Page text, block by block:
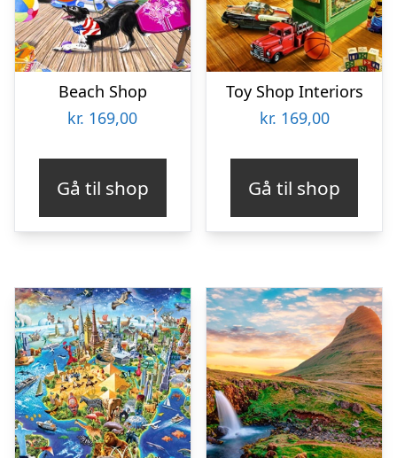
Beach Shop
kr. 169,00
Gå til shop
Toy Shop Interiors
kr. 169,00
Gå til shop